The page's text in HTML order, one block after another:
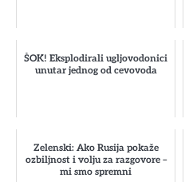
ŠOK! Eksplodirali ugljovodonici
unutar jednog od cevovoda
Zelenski: Ako Rusija pokaže
ozbiljnost i volju za razgovore –
mi smo spremni